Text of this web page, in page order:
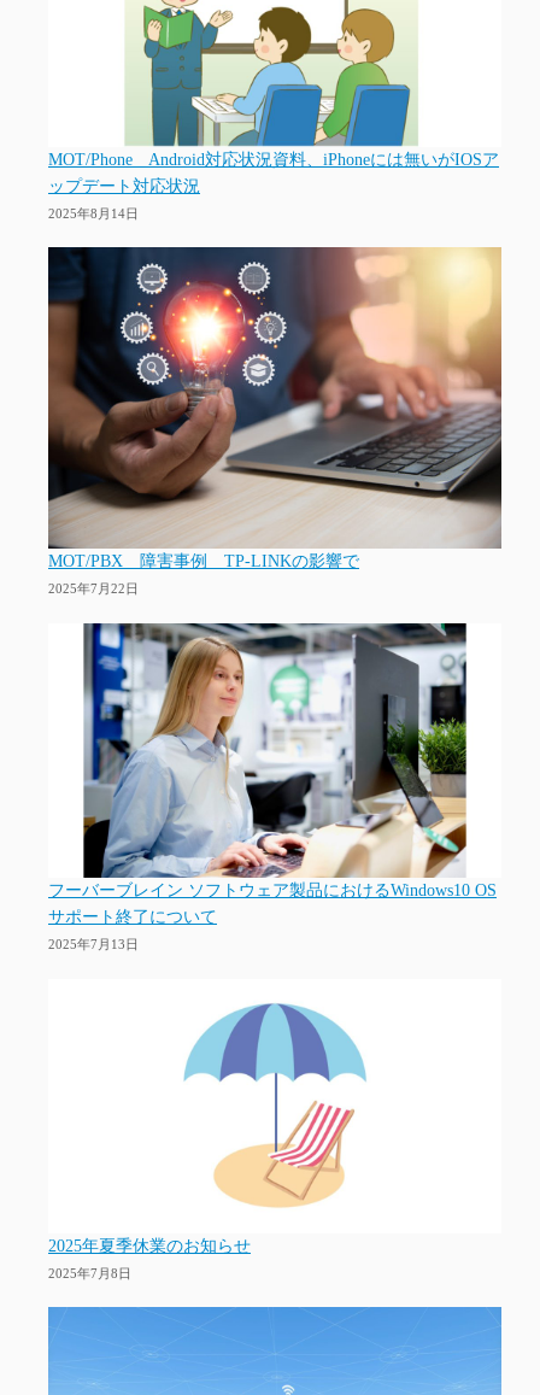
MOT/Phone Android対応状況資料、iPhoneには無いがIOSア
ップデート対応状況
2025年8月14日
MOT/PBX 障害事例 TP-LINKの影響で
2025年7月22日
フーバーブレイン ソフトウェア製品におけるWindows10 OS
サポート終了について
2025年7月13日
2025年夏季休業のお知らせ
2025年7月8日